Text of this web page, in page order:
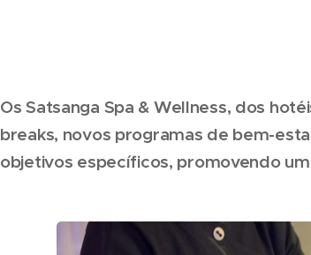
Os Satsanga Spa & Wellness, dos
breaks, novos programas de bem-
objetivos específicos, promovendo